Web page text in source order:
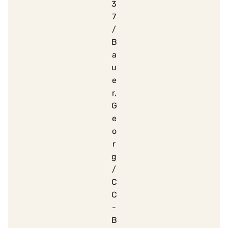
3
7
/
B
a
u
e
r,
G
e
o
r
g
/
C
C
-
B